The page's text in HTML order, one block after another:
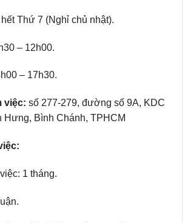
Thứ 7 (Nghỉ chủ nhật).
– 12h00.
– 17h30.
việc: số 277-279, đường số 9A, KDC
Hưng, Bình Chánh, TPHCM
1 tháng.